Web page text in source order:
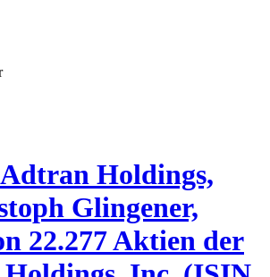
Holdings,
Glingener,
22.277 Aktien der